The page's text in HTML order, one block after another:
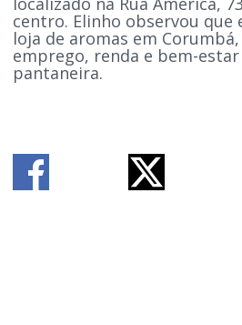
centro. Elinho observou que
loja de aromas em
emprego, renda e bem-
pantaneira.